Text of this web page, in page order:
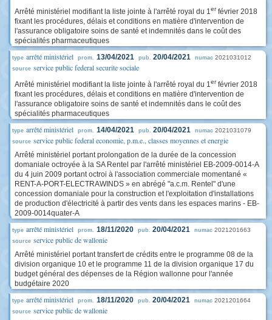
Arrêté ministériel modifiant la liste jointe à l'arrêté royal du 1er février 2018
fixant les procédures, délais et conditions en matière d'intervention de
l'assurance obligatoire soins de santé et indemnités dans le coût des
spécialités pharmaceutiques
type arrêté ministériel prom. 13/04/2021 pub. 20/04/2021 numac 2021031012
source service public federal securite sociale
Arrêté ministériel modifiant la liste jointe à l'arrêté royal du 1er février 2018
fixant les procédures, délais et conditions en matière d'intervention de
l'assurance obligatoire soins de santé et indemnités dans le coût des
spécialités pharmaceutiques
type arrêté ministériel prom. 14/04/2021 pub. 20/04/2021 numac 2021031079
source service public federal economie, p.m.e., classes moyennes et energie
Arrêté ministériel portant prolongation de la durée de la concession
domaniale octroyée à la SA Rentel par l'arrêté ministériel EB-2009-0014-A
du 4 juin 2009 portant octroi à l'association commerciale momentané «
RENT-A-PORT-ELECTRAWINDS » en abrégé "a.c.m. Rentel" d'une
concession domaniale pour la construction et l'exploitation d'installations
de production d'électricité à partir des vents dans les espaces marins - EB-
2009-0014quater-A
type arrêté ministériel prom. 18/11/2020 pub. 20/04/2021 numac 2021201663
source service public de wallonie
Arrêté ministériel portant transfert de crédits entre le programme 08 de la
division organique 10 et le programme 11 de la division organique 17 du
budget général des dépenses de la Région wallonne pour l'année
budgétaire 2020
type arrêté ministériel prom. 18/11/2020 pub. 20/04/2021 numac 2021201664
source service public de wallonie